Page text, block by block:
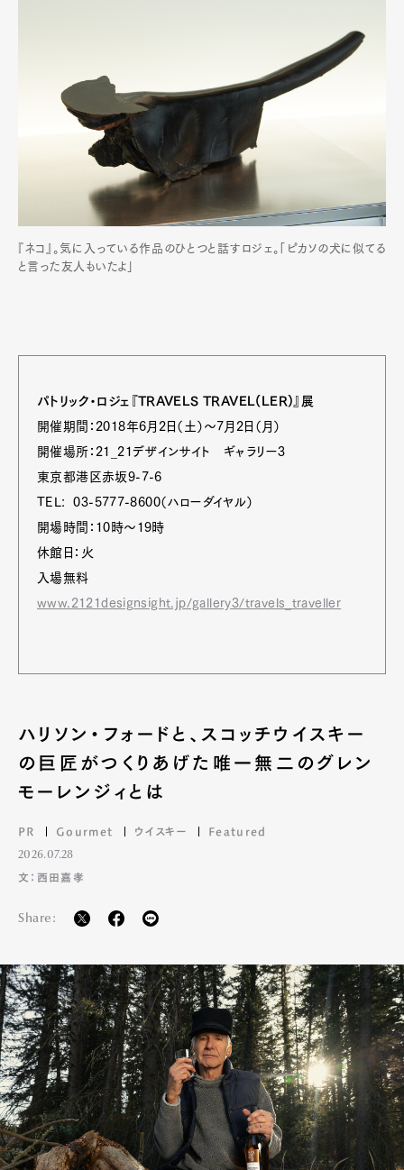
『ネコ』。気に入っている作品のひとつと話すロジェ。「ピカソの犬に似てる
と言った友人もいたよ」
パトリック・ロジェ『TRAVELS TRAVEL(LER)』展
開催期間：2018年6月2日（土）～7月2日（月）
開催場所：21_21デザインサイト ギャラリー3
東京都港区赤坂9-7-6
TEL: 03-5777-8600（ハローダイヤル）
開場時間：10時〜19時
休館日：火
入場無料
www.2121designsight.jp/gallery3/travels_traveller
ハリソン・フォードと、スコッチウイスキー
の巨匠がつくりあげた唯一無二のグレン
モーレンジィとは
PR Gourmet ウイスキー Featured
2026.07.28
文：西田嘉孝
Share: